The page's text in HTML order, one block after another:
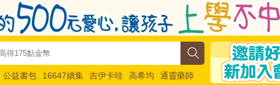
公益書包 16647續集 吉伊卡哇 高希均
通靈藥師